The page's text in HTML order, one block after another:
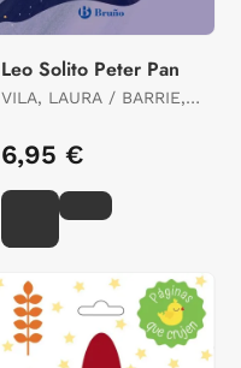
Leo Solito Peter Pan
VILA, LAURA / BARRIE,
6,95 €